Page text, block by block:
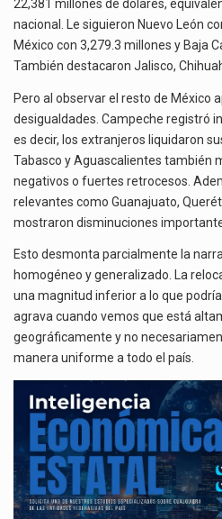
22,381 millones de dólares,
nacional. Le siguieron Nuevo León
México con 3,279.3 millones y Baja
También destacaron Jalisco,
Pero al observar el resto de México
desigualdades. Campeche registró
es decir, los extranjeros liquidaron
Tabasco y Aguascalientes también
negativos o fuertes retrocesos.
relevantes como Guanajuato,
mostraron disminuciones
Esto desmonta parcialmente la
homogéneo y generalizado. La
una magnitud inferior a lo que
agrava cuando vemos que está
geográficamente y no
manera uniforme a todo el país.